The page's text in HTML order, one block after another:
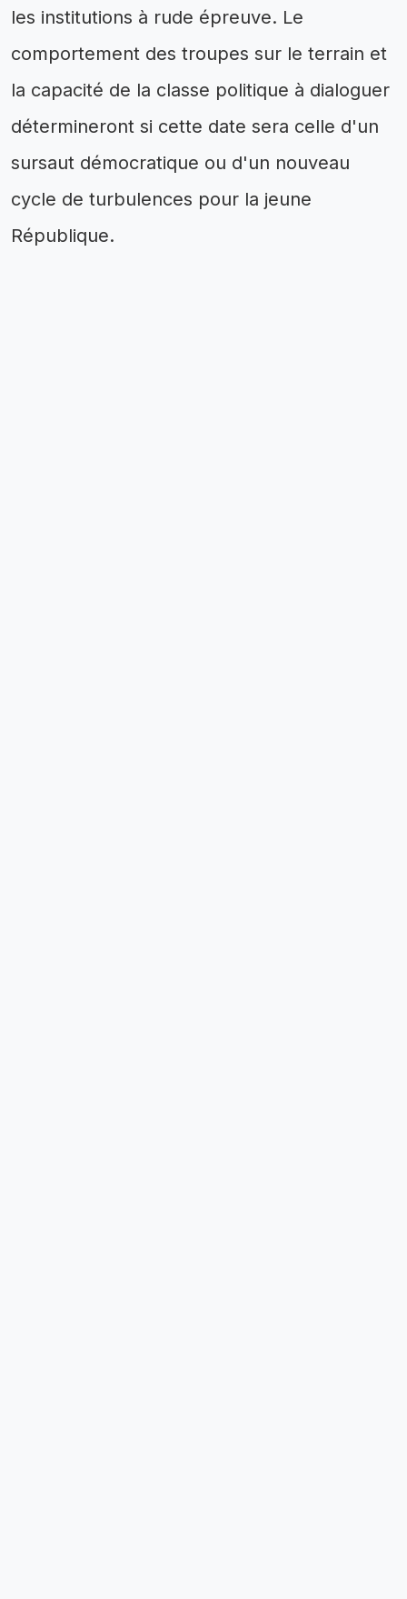
les institutions à rude épreuve. Le
comportement des troupes sur le terrain et
la capacité de la classe politique à dialoguer
détermineront si cette date sera celle d'un
sursaut démocratique ou d'un nouveau
cycle de turbulences pour la jeune
République.